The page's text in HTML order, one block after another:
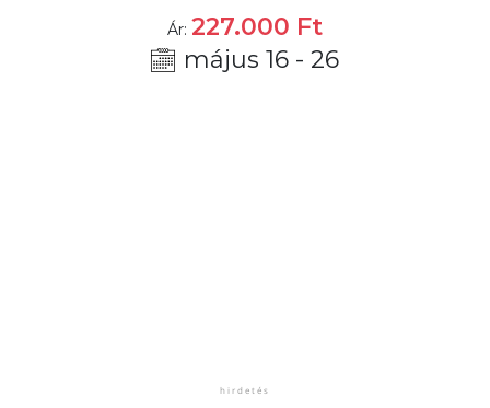
Ár: 227.000 Ft
május 16 - 26